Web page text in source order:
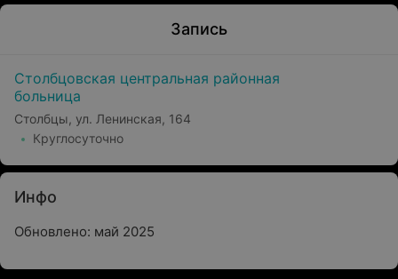
Запись
Столбцовская центральная районная
больница
Столбцы, ул. Ленинская, 164
Круглосуточно
Инфо
Обновлено: май 2025